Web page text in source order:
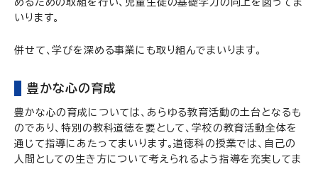
めるための取組を行い、児童生徒の基礎学力の向上を図ってま
いります。
併せて、学びを深める事業にも取り組んでまいります。
豊かな心の育成
豊かな心の育成については、あらゆる教育活動の土台となるも
のであり、特別の教科道徳を要として、学校の教育活動全体を
通じて指導にあたってまいります。道徳科の授業では、自己の
人間としての生き方について考えられるよう指導を充実してま